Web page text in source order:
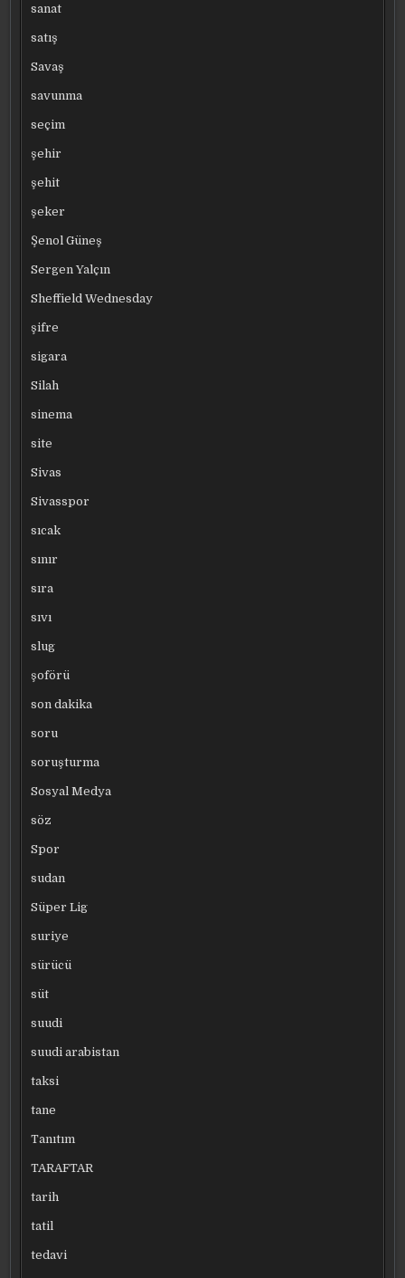
sanat
satış
Savaş
savunma
seçim
şehir
şehit
şeker
Şenol Güneş
Sergen Yalçın
Sheffield Wednesday
şifre
sigara
Silah
sinema
site
Sivas
Sivasspor
sıcak
sınır
sıra
sıvı
slug
şoförü
son dakika
soru
soruşturma
Sosyal Medya
söz
Spor
sudan
Süper Lig
suriye
sürücü
süt
suudi
suudi arabistan
taksi
tane
Tanıtım
TARAFTAR
tarih
tatil
tedavi